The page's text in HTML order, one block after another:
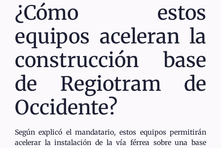
¿Cómo estos
equipos aceleran la
construcción base
de Regiotram de
Occidente?
Según explicó el mandatario, estos equipos permitirán
acelerar la instalación de la vía férrea sobre una base